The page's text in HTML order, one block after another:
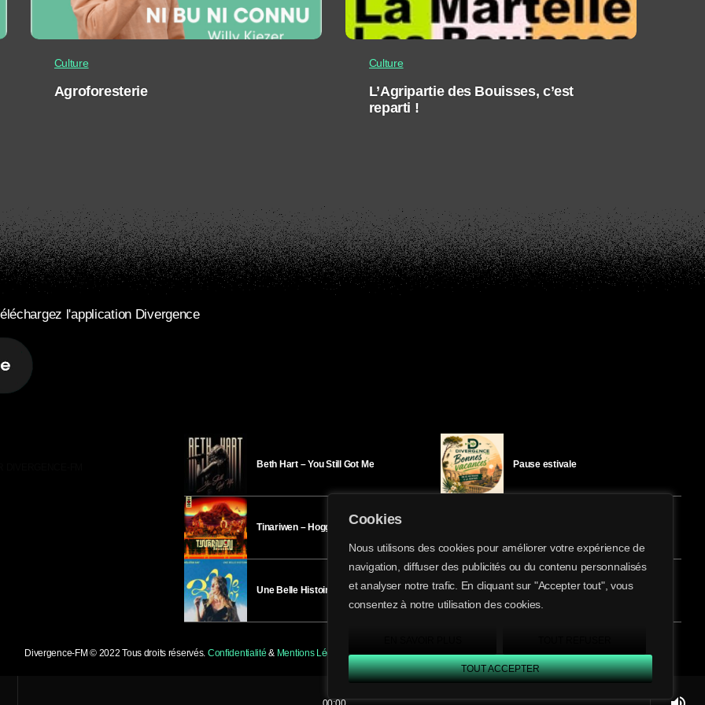
Cookies
Nous utilisons des cookies pour améliorer votre expérience de
navigation, diffuser des publicités ou du contenu personnalisés
et analyser notre trafic. En cliquant sur "Accepter tout", vous
consentez à notre utilisation des cookies.
TOUT ACCEPTER
share
email
Culture
Agroforesterie
Culture
L’Agripartie des Bouisses, c’est
reparti !
l'application Divergence
Beth Hart – You Still Got Me
Tinariwen – Hoggar
Une Belle Histoire – Héloïse Bay
Pause estivale
Ici l’Ombre – mardi 28 juillet
Divergence-FM © 2022 Tous droits réservés. Confidentialité & Mentions Légales.